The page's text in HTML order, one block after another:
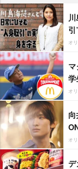
オ
学
オ
オ